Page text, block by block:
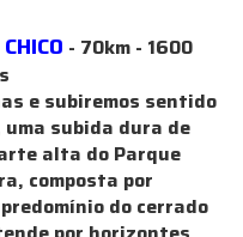
- 70km - 1600
e subiremos sentido
subida dura de
alta do Parque
composta por
do cerrado